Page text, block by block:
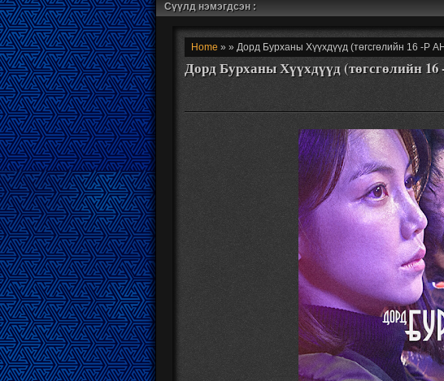
Сүүлд нэмэгдсэн :
Home » » Дорд Бурханы Хүүхдүүд (төгсгөлийн 16 -Р
Дорд Бурханы Хүүхдүүд (төгсгөлийн